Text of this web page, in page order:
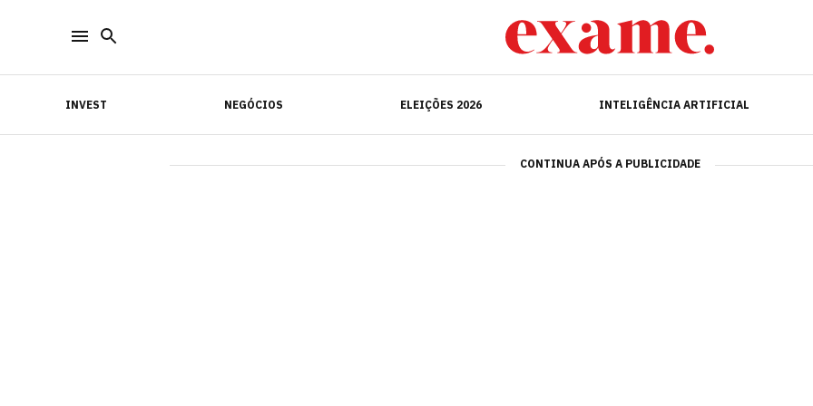
INVEST NEGÓCIOS ELEIÇÕES 2026 INTELIGÊNCIA ARTIFICIAL
INVEST INTELIGÊNCIA ARTIFICIAL
CONTINUA APÓS A PUBLICIDADE